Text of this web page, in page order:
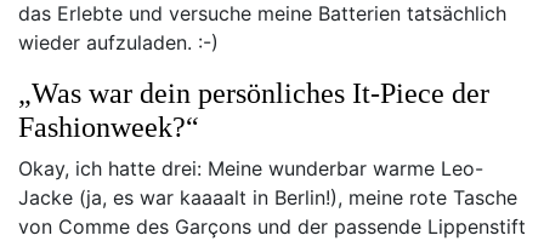
das Erlebte und versuche meine Batterien tatsächlich
wieder aufzuladen. :-)
„Was war dein persönliches It-Piece der
Fashionweek?“
Okay, ich hatte drei: Meine wunderbar warme Leo-
Jacke (ja, es war kaaaalt in Berlin!), meine rote Tasche
von Comme des Garçons und der passende Lippenstift